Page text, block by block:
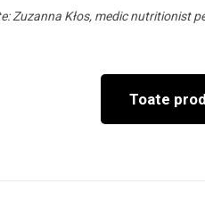
Zuzanna Kłos, medic nutritionist
Toate